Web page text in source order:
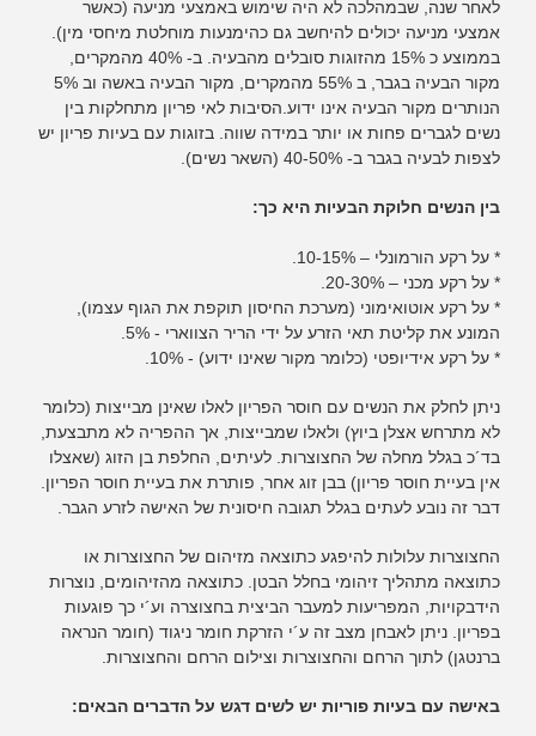
לאחר שנה, שבמהלכה לא היה שימוש באמצעי מניעה (כאשר
אמצעי מניעה יכולים להיחשב גם כהימנעות מוחלטת מיחסי מין).
בממוצע כ 15% מהזוגות סובלים מהבעיה. ב- 40% מהמקרים,
מקור הבעיה בגבר, ב 55% מהמקרים, מקור הבעיה באשה וב 5%
הנותרים מקור הבעיה אינו ידוע.הסיבות לאי פריון מתחלקות בין
נשים לגברים פחות או יותר במידה שווה. בזוגות עם בעיות פריון יש
לצפות לבעיה בגבר ב- 40-50% (השאר נשים).
בין הנשים חלוקת הבעיות היא כך:
* על רקע הורמונלי – 10-15%.
* על רקע מכני – 20-30%.
* על רקע אוטואימוני (מערכת החיסון תוקפת את הגוף עצמו),
המונע את קליטת תאי הזרע על ידי הריר הצווארי - 5%.
* על רקע אידיופטי (כלומר מקור שאינו ידוע) - 10%.
ניתן לחלק את הנשים עם חוסר הפריון לאלו שאינן מבייצות (כלומר
לא מתרחש אצלן ביוץ) ולאלו שמבייצות, אך ההפריה לא מתבצעת,
בד´כ בגלל מחלה של החצוצרות. לעיתים, החלפת בן הזוג (שאצלו
אין בעיית חוסר פריון) בבן זוג אחר, פותרת את בעיית חוסר הפריון.
דבר זה נובע לעתים בגלל תגובה חיסונית של האישה לזרע הגבר.
החצוצרות עלולות להיפגע כתוצאה מזיהום של החצוצרות או
כתוצאה מתהליך זיהומי בחלל הבטן. כתוצאה מהזיהומים, נוצרות
הידבקויות, המפריעות למעבר הביצית בחצוצרה וע´י כך פוגעות
בפריון. ניתן לאבחן מצב זה ע´י הזרקת חומר ניגוד (חומר הנראה
ברנטגן) לתוך הרחם והחצוצרות וצילום הרחם והחצוצרות.
באישה עם בעיות פוריות יש לשים דגש על הדברים הבאים: